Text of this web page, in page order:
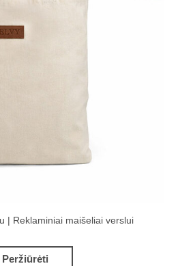
| Reklaminiai maišeliai verslui
Peržiūrėti